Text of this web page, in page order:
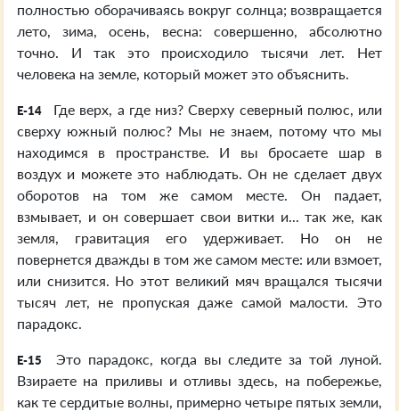
полностью оборачиваясь вокруг солнца; возвращается
лето, зима, осень, весна: совершенно, абсолютно
точно. И так это происходило тысячи лет. Нет
человека на земле, который может это объяснить.
E-14
Где верх, а где низ? Сверху северный полюс, или
сверху южный полюс? Мы не знаем, потому что мы
находимся в пространстве. И вы бросаете шар в
воздух и можете это наблюдать. Он не сделает двух
оборотов на том же самом месте. Он падает,
взмывает, и он совершает свои витки и... так же, как
земля, гравитация его удерживает. Но он не
повернется дважды в том же самом месте: или взмоет,
или снизится. Но этот великий мяч вращался тысячи
тысяч лет, не пропуская даже самой малости. Это
парадокс.
E-15
Это парадокс, когда вы следите за той луной.
Взираете на приливы и отливы здесь, на побережье,
как те сердитые волны, примерно четыре пятых земли,